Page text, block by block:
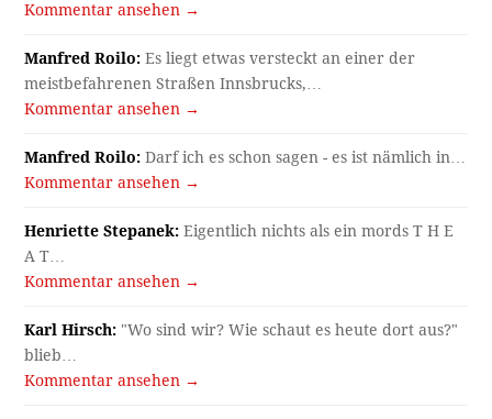
Kommentar ansehen →
Manfred Roilo: Es liegt etwas versteckt an einer der
meistbefahrenen Straßen Innsbrucks,…
Kommentar ansehen →
Manfred Roilo: Darf ich es schon sagen - es ist nämlich in…
Kommentar ansehen →
Henriette Stepanek: Eigentlich nichts als ein mords T H E
A T…
Kommentar ansehen →
Karl Hirsch: "Wo sind wir? Wie schaut es heute dort aus?"
blieb…
Kommentar ansehen →